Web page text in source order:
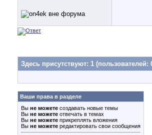
Здесь присутствуют: 1 (пользователей:
Ваши права в разделе
Вы не можете создавать новые темы
Вы не можете отвечать в темах
Вы не можете прикреплять вложения
Вы не можете редактировать свои сообщения